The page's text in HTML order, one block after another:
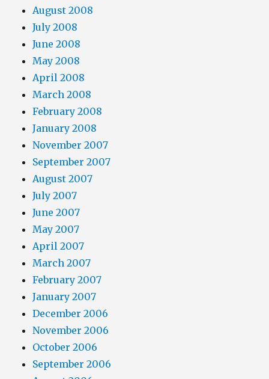
August 2008
July 2008
June 2008
May 2008
April 2008
March 2008
February 2008
January 2008
November 2007
September 2007
August 2007
July 2007
June 2007
May 2007
April 2007
March 2007
February 2007
January 2007
December 2006
November 2006
October 2006
September 2006